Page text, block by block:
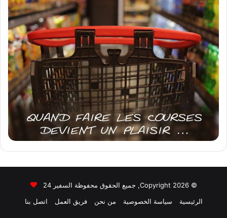
© Copyright 2026, جميع الحقوق محفوظة السفير 24
الرئيسية
سياسة الخصوصية من نحن فريق العمل اتصل بنا